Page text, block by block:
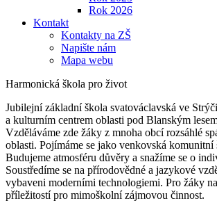
Rok 2026
Kontakt
Kontakty na ZŠ
Napište nám
Mapa webu
Harmonická škola pro život
Jubilejní základní škola svatováclavská ve
a kulturním centrem oblasti pod Blanským
Vzděláváme zde žáky z mnoha obcí rozsáhlé
oblasti. Pojímáme se jako venkovská komunitní
Budujeme atmosféru důvěry a snažíme se o
Soustředíme se na přírodovědné a jazykové
vybaveni moderními technologiemi. Pro žáky
příležitostí pro mimoškolní zájmovou činnost.